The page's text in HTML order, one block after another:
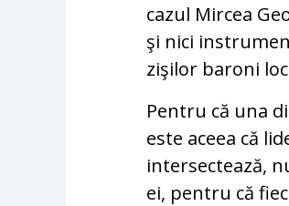
cazul Mircea
şi nici
zişilor baroni
Pentru că una
este aceea că
intersectează,
ei, pentru că